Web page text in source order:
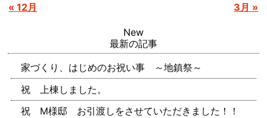
« 12月 3月 »
New
最新の記事
家づくり、はじめのお祝い事 ～地鎮祭～
祝 上棟しました。
祝 M様邸 お引渡しをさせていただきました！！